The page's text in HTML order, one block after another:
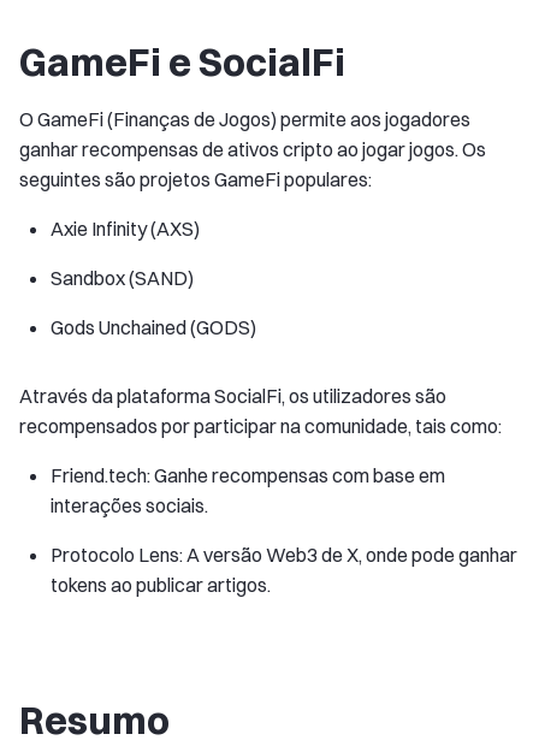
GameFi e SocialFi
O GameFi (Finanças de Jogos) permite aos jogadores
ganhar recompensas de ativos cripto ao jogar jogos. Os
seguintes são projetos GameFi populares:
Axie Infinity (AXS)
Sandbox (SAND)
Gods Unchained (GODS)
Através da plataforma SocialFi, os utilizadores são
recompensados por participar na comunidade, tais como:
Friend.tech: Ganhe recompensas com base em
interações sociais.
Protocolo Lens: A versão Web3 de X, onde pode ganhar
tokens ao publicar artigos.
Resumo